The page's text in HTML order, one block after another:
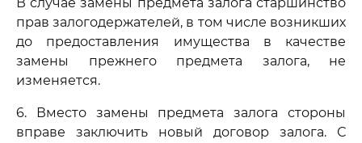
прав залогодержателей, в том числе возникших
до предоставления имущества в качестве
замены прежнего предмета залога, не
изменяется.
6. Вместо замены предмета залога стороны
вправе заключить новый договор залога. С